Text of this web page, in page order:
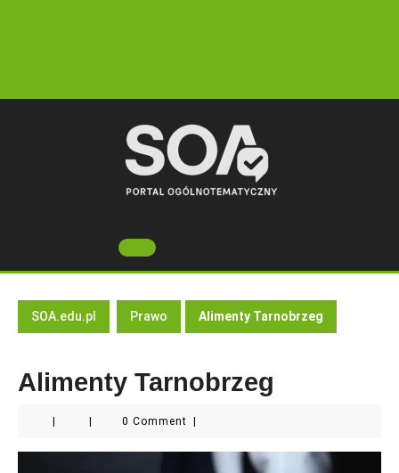
Open
Button
SOA.edu.pl Prawo Alimenty Tarnobrzeg
Alimenty Tarnobrzeg
0 Comment